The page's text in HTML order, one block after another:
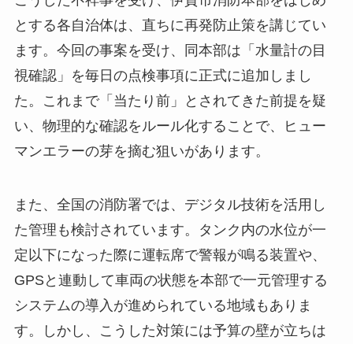
とする各自治体は、直ちに再発防止策を講じてい
ます。今回の事案を受け、同本部は「水量計の目
視確認」を毎日の点検事項に正式に追加しまし
た。これまで「当たり前」とされてきた前提を疑
い、物理的な確認をルール化することで、ヒュー
マンエラーの芽を摘む狙いがあります。
また、全国の消防署では、デジタル技術を活用し
た管理も検討されています。タンク内の水位が一
定以下になった際に運転席で警報が鳴る装置や、
GPSと連動して車両の状態を本部で一元管理する
システムの導入が進められている地域もありま
す。しかし、こうした対策には予算の壁が立ちは